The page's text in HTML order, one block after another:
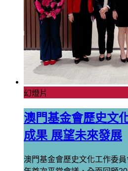
幻燈片
澳門基金會歷史文
成果 展望未來發展
澳門基金會歷史文化工作委